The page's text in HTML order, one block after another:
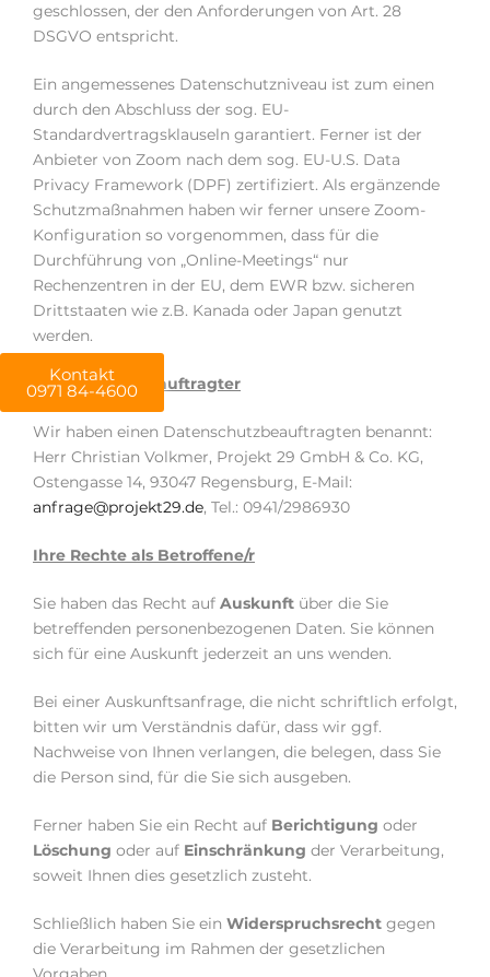
Kontakt
0971 84-4600
geschlossen, der den Anforderungen von Art. 28
DSGVO entspricht.
Ein angemessenes Datenschutzniveau ist zum einen
durch den Abschluss der sog. EU-
Standardvertragsklauseln garantiert. Ferner ist der
Anbieter von Zoom nach dem sog. EU-U.S. Data
Privacy Framework (DPF) zertifiziert. Als ergänzende
Schutzmaßnahmen haben wir ferner unsere Zoom-
Konfiguration so vorgenommen, dass für die
Durchführung von „Online-Meetings“ nur
Rechenzentren in der EU, dem EWR bzw. sicheren
Drittstaaten wie z.B. Kanada oder Japan genutzt
werden.
Datenschutzbeauftragter
Wir haben einen Datenschutzbeauftragten benannt:
Herr Christian Volkmer, Projekt 29 GmbH & Co. KG,
Ostengasse 14, 93047 Regensburg, E-Mail:
anfrage@projekt29.de, Tel.: 0941/2986930
Ihre Rechte als Betroffene/r
Sie haben das Recht auf Auskunft über die Sie
betreffenden personenbezogenen Daten. Sie können
sich für eine Auskunft jederzeit an uns wenden.
Bei einer Auskunftsanfrage, die nicht schriftlich erfolgt,
bitten wir um Verständnis dafür, dass wir ggf.
Nachweise von Ihnen verlangen, die belegen, dass Sie
die Person sind, für die Sie sich ausgeben.
Ferner haben Sie ein Recht auf Berichtigung oder
Löschung oder auf Einschränkung der Verarbeitung,
soweit Ihnen dies gesetzlich zusteht.
Schließlich haben Sie ein Widerspruchsrecht gegen
die Verarbeitung im Rahmen der gesetzlichen